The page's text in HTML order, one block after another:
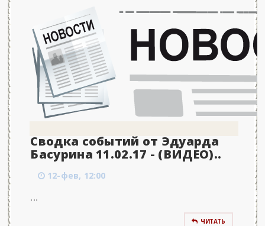
Сводка событий от Эдуарда
Басурина 11.02.17 - (ВИДЕО)..
12-фев, 12:00
...
ЧИТАТЬ